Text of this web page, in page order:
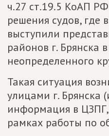
ч.27 ст.19.5 КоАП
решения судов, где
выступили
районов г. Брянска
неопределенного
Такая ситуация
улицами г. Брянска
информация в
рамках работы по